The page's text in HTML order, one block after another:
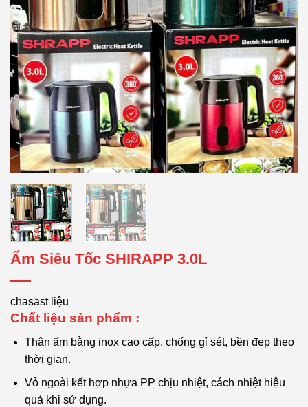
Ấm Siêu Tốc SHIRAPP 3.0L
chasast liệu
Chất liệu sản phẩm :
Thân ấm bằng inox cao cấp, chống gỉ sét, bền đẹp theo
thời gian.
Vỏ ngoài kết hợp nhựa PP chịu nhiệt, cách nhiệt hiệu
quả khi sử dụng.